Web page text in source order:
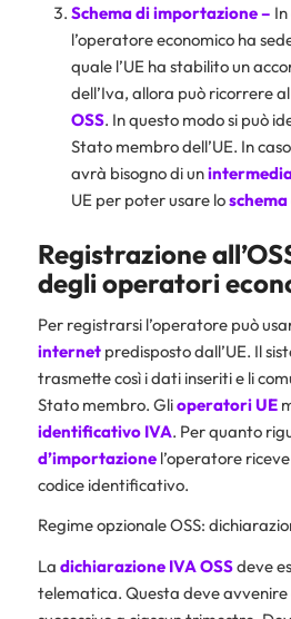
Schema di importazione –
l’operatore economico ha
quale l’UE ha stabilito un
dell’Iva, allora può ricorrere al
OSS. In questo modo si può
Stato membro dell’UE. In
avrà bisogno di un
UE per poter usare lo
Registrazione
degli operatori
Per registrarsi l’operatore può
internetpredisposto dall’UE. Il
trasmette così i dati inseriti e li
Stato membro. Glioperatori UE
identificativo IVA. Per quanto
d’importazionel’operatore
codice identificativo.
Regime opzionale OSS:
La dichiarazione IVAOSSdeve
telematica. Questa deve avvenire